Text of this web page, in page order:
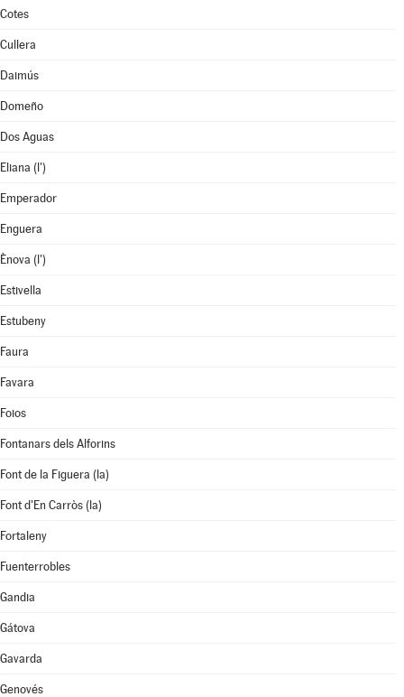
Cotes
Cullera
Daimús
Domeño
Dos Aguas
Eliana (l')
Emperador
Enguera
Ènova (l')
Estivella
Estubeny
Faura
Favara
Foios
Fontanars dels Alforins
Font de la Figuera (la)
Font d'En Carròs (la)
Fortaleny
Fuenterrobles
Gandia
Gátova
Gavarda
Genovés